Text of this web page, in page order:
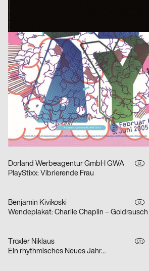
DesignbüroDrasdo, Hans Peter Porzner
anschlaege.de D
Hier spricht Barmbek
Atelier Flavia Cocchi
Tilt
Fons Hickmann m23 D
Weil ich Jesus bin
Dorland Werbeagentur GmbH GWA D
PlayStixx: Vibrierende Frau
Benjamin Kivikoski D
Wendeplakat: Charlie Chaplin – Goldrausch
Troxler Niklaus CH
Ein rhythmisches Neues Jahr…